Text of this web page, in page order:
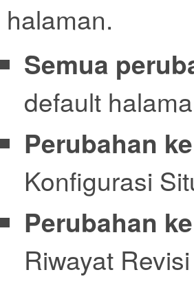
halaman.
Semua
default
Perubahan
Konfigurasi
Perubahan
Riwayat Revisi